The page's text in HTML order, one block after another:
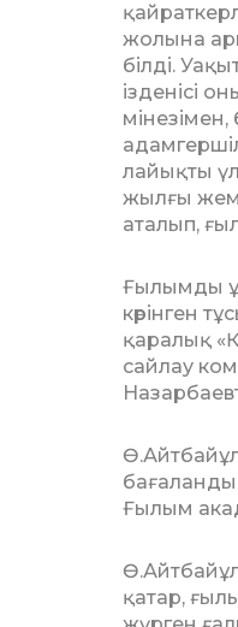
жолына
білді.
ізденісі
мінезімен,
лайықты
жылғы
аталып,
Ғылымды
көрінген
қ­ара­лық
сайлау
Ғылым
қатар,